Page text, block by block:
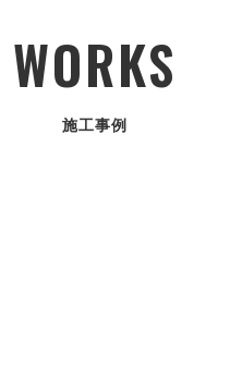
WORKS
施工事例